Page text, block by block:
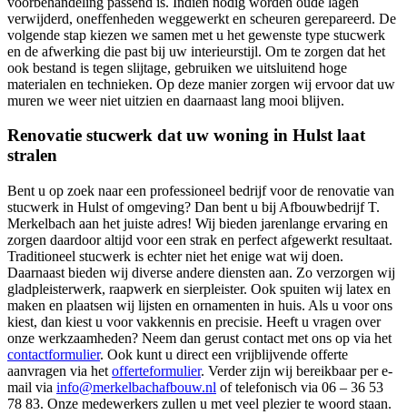
verwijderd, oneffenheden weggewerkt en scheuren gerepareerd. De
volgende stap kiezen we samen met u het gewenste type stucwerk
en de afwerking die past bij uw interieurstijl. Om te zorgen dat het
ook bestand is tegen slijtage, gebruiken we uitsluitend hoge
materialen en technieken. Op deze manier zorgen wij ervoor dat uw
muren we weer niet uitzien en daarnaast lang mooi blijven.
Renovatie stucwerk dat uw woning in Hulst laat
stralen
Bent u op zoek naar een professioneel bedrijf voor de renovatie van
stucwerk in Hulst of omgeving? Dan bent u bij Afbouwbedrijf T.
Merkelbach aan het juiste adres! Wij bieden jarenlange ervaring en
zorgen daardoor altijd voor een strak en perfect afgewerkt resultaat.
Traditioneel stucwerk is echter niet het enige wat wij doen.
Daarnaast bieden wij diverse andere diensten aan. Zo verzorgen wij
gladpleisterwerk, raapwerk en sierpleister. Ook spuiten wij latex en
maken en plaatsen wij lijsten en ornamenten in huis. Als u voor ons
kiest, dan kiest u voor vakkennis en precisie. Heeft u vragen over
onze werkzaamheden? Neem dan gerust contact met ons op via het
contactformulier. Ook kunt u direct een vrijblijvende offerte
aanvragen via het offerteformulier. Verder zijn wij bereikbaar per e-
mail via info@merkelbachafbouw.nl of telefonisch via 06 – 36 53
78 83. Onze medewerkers zullen u met veel plezier te woord staan.